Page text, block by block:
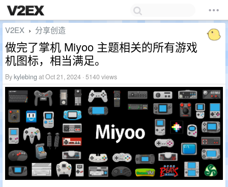
V2EX › 分享创造
做完了掌机 Miyoo 主题相关的所有游戏
机图标，相当满足。
Bykylebing at Oct 21, 2024 · 5140 views